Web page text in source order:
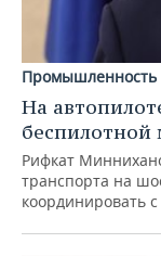
Промышленность
На
беспилотной
Рифкат
транспорта на
координировать